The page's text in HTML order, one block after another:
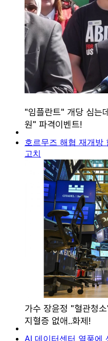
호르무즈 해협 재개방
고치
AI 데이터센터 열풍에